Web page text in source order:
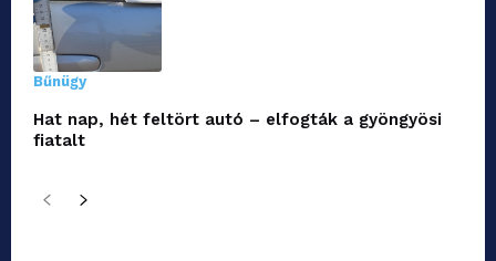
Bűnügy
Hat nap, hét feltört autó – elfogták a gyöngyösi
fiatalt